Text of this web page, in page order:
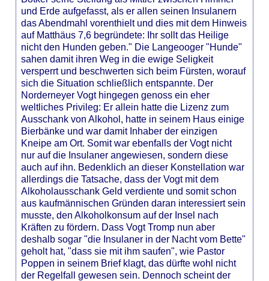
und Erde aufgefasst, als er allen seinen Insulanern
das Abendmahl vorenthielt und dies mit dem Hinweis
auf Matthäus 7,6 begründete: Ihr sollt das Heilige
nicht den Hunden geben." Die Langeooger "Hunde"
sahen damit ihren Weg in die ewige Seligkeit
versperrt und beschwerten sich beim Fürsten, worauf
sich die Situation schließlich entspannte. Der
Norderneyer Vogt hingegen genoss ein eher
weltliches Privileg: Er allein hatte die Lizenz zum
Ausschank von Alkohol, hatte in seinem Haus einige
Bierbänke und war damit Inhaber der einzigen
Kneipe am Ort. Somit war ebenfalls der Vogt nicht
nur auf die Insulaner angewiesen, sondern diese
auch auf ihn. Bedenklich an dieser Konstellation war
allerdings die Tatsache, dass der Vogt mit dem
Alkoholausschank Geld verdiente und somit schon
aus kaufmännischen Gründen daran interessiert sein
musste, den Alkoholkonsum auf der Insel nach
Kräften zu fördern. Dass Vogt Tromp nun aber
deshalb sogar "die Insulaner in der Nacht vom Bette"
geholt hat, "dass sie mit ihm saufen", wie Pastor
Poppen in seinem Brief klagt, das dürfte wohl nicht
der Regelfall gewesen sein. Dennoch scheint der